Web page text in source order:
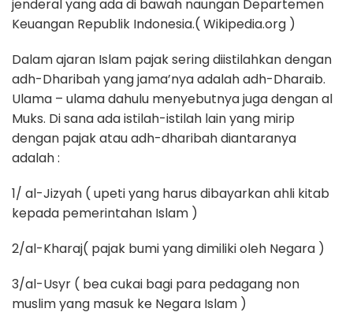
jenderal yang ada di bawah naungan Departemen
Keuangan Republik Indonesia.( Wikipedia.org )
Dalam ajaran Islam pajak sering diistilahkan dengan
adh-Dharibah yang jama’nya adalah adh-Dharaib.
Ulama – ulama dahulu menyebutnya juga dengan al
Muks. Di sana ada istilah-istilah lain yang mirip
dengan pajak atau adh-dharibah diantaranya
adalah :
1/ al-Jizyah ( upeti yang harus dibayarkan ahli kitab
kepada pemerintahan Islam )
2/al-Kharaj( pajak bumi yang dimiliki oleh Negara )
3/al-Usyr ( bea cukai bagi para pedagang non
muslim yang masuk ke Negara Islam )